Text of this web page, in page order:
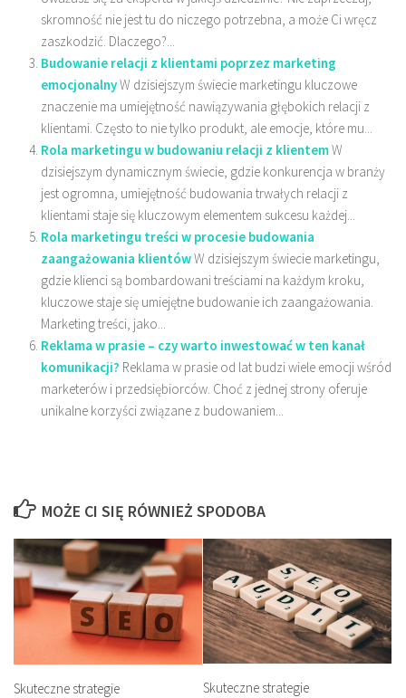
skromność nie jest tu do niczego potrzebna, a może Ci wręcz
zaszkodzić. Dlaczego?...
Budowanie relacji z klientami poprzez marketing
emocjonalnyW dzisiejszym świecie marketingu kluczowe
znaczenie ma umiejętność nawiązywania głębokich relacji z
klientami. Często to nie tylko produkt, ale emocje, które mu...
Rola marketingu w budowaniu relacji z klientemW
dzisiejszym dynamicznym świecie, gdzie konkurencja w branży
jest ogromna, umiejętność budowania trwałych relacji z
klientami staje się kluczowym elementem sukcesu każdej...
Rola marketingu treści w procesie budowania
zaangażowania klientówW dzisiejszym świecie marketingu,
gdzie klienci są bombardowani treściami na każdym kroku,
kluczowe staje się umiejętne budowanie ich zaangażowania.
Marketing treści, jako...
Reklama w prasie – czy warto inwestować w ten kanał
komunikacji? Reklama w prasie od lat budzi wiele emocji wśród
marketerów i przedsiębiorców. Choć z jednej strony oferuje
unikalne korzyści związane z budowaniem...
MOŻE CI SIĘ RÓWNIEŻ SPODOBA
Skuteczne strategie Skuteczne strategie